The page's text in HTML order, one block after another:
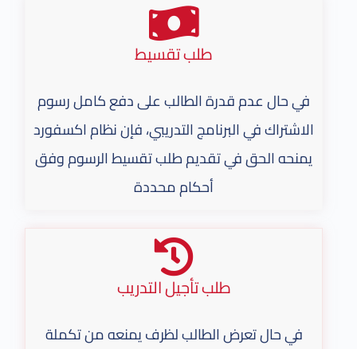
طلب تقسيط
في حال عدم قدرة الطالب على دفع كامل رسوم
الاشتراك في البرنامج التدريبي، فإن نظام اكسفورد
يمنحه الحق في تقديم طلب تقسيط الرسوم وفق
أحكام محددة
طلب تأجيل التدريب
في حال تعرض الطالب لظرف يمنعه من تكملة